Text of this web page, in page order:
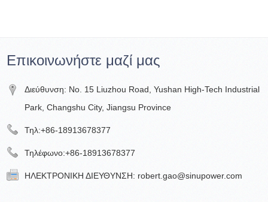
Επικοινωνήστε μαζί μας
Διεύθυνση: No. 15 Liuzhou Road, Yushan High-Tech Industrial
Park, Changshu City, Jiangsu Province
Τηλ:+86-18913678377
Τηλέφωνο:+86-18913678377
ΗΛΕΚΤΡΟΝΙΚΗ ΔΙΕΥΘΥΝΣΗ: robert.gao@sinupower.com